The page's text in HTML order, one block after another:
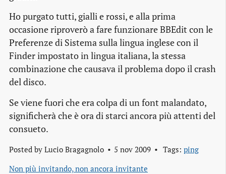
Ho purgato tutti, gialli e rossi, e alla prima
occasione riproverò a fare funzionare BBEdit con le
Preferenze di Sistema sulla lingua inglese con il
Finder impostato in lingua italiana, la stessa
combinazione che causava il problema dopo ilcrash
del disco.
Se viene fuori che era colpa di un font malandato,
significherà che è ora di starci ancora più attenti del
consueto.
Posted by Lucio Bragagnolo 5 nov 2009 Tags: ping
Non più invitando, non ancora invitante